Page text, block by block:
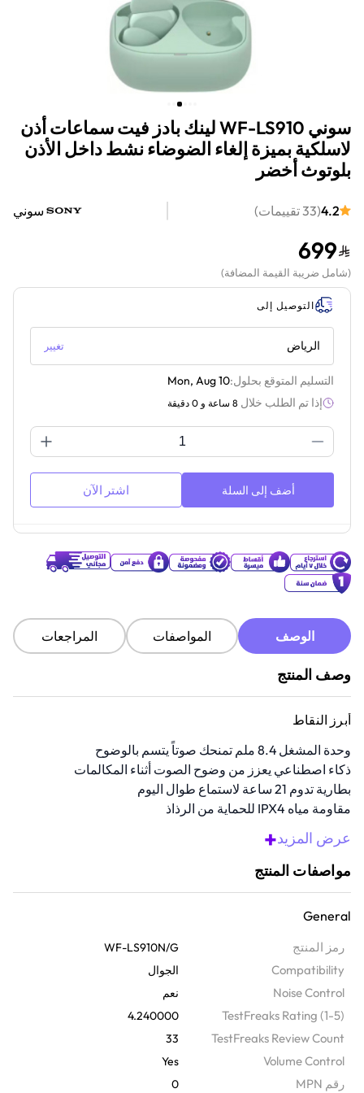
سوني WF-LS910 لينك بادز فيت سماعات أذن
لاسلكية بميزة إلغاء الضوضاء نشط داخل الأذن
بلوتوث أخضر
4.2
(
33تقييمات) سوني
699
(شامل ضريبة القيمة المضافة)
التوصيل إلى
الرياض تغيير
التسليم المتوقع بحلول:Mon, Aug 10
إذا تم الطلب خلال 8 ساعة و 0 دقيقة
أضف إلى السلة اشتر الآن
الوصف المواصفات المراجعات
وصف المنتج
أبرز النقاط
وحدة المشغل 8.4 ملم تمنحك صوتاً يتسم بالوضوح
ذكاء اصطناعي يعزز من وضوح الصوت أثناء المكالمات
بطارية تدوم 21 ساعة لاستماع طوال اليوم
مقاومة مياه IPX4 للحماية من الرذاذ
نطاق تردد واسع يعزز وضوح الموسيقى
إجمالي 21 ساعة، اتصال متعدد النقاط، وعناصر تحكم بدون لمس، لتبقى
عالي الوضوح يتيح لك إلغاء الضوضاء النشط، والوعي المحيطي، ووضوح
المكالمات المدعوم بالذكاء الاصطناعي الحفاظ على تركيزك ووعيك في
مختلف البيئات.
عرض المزيد+
مواصفات المنتج
General
رمز المنتج WF-LS910N/G
Compatibility الجوال
Noise Control نعم
TestFreaks Rating (1-5)
4.240000
TestFreaks Review Count
33
Volume Control
Yes
رقم MPN 0